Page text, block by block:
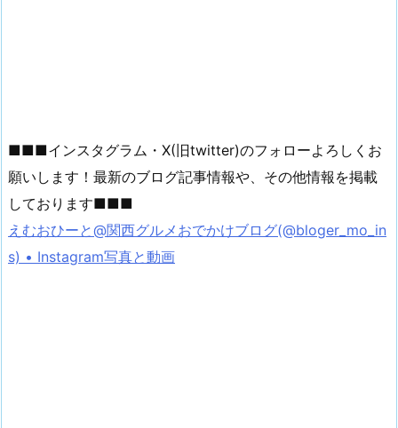
■■■インスタグラム・X(旧twitter)のフォローよろしくお
願いします！最新のブログ記事情報や、その他情報を掲載
しております■■■
えむおひーと@関西グルメおでかけブログ(@bloger_mo_in
s) • Instagram写真と動画